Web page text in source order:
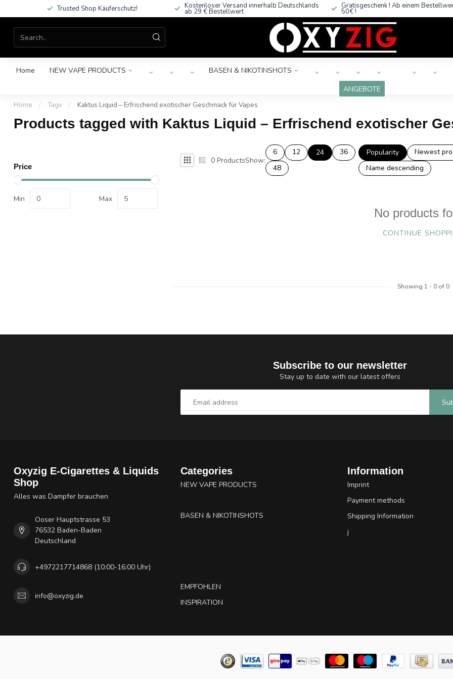
Trusted Shop Käuferschutz! Kostenloser Versand innerhalb Deutschlands
ab 29 € Bestellwert
Gratisgeschenk ! Ab einem
50€ !
Home NEW VAPE PRODUCTS BASEN & NIKOTINSHOTS
ANGEBOTE
Home / Tags / Kaktus Liquid – Erfrischend exotischer Geschmack für Vapes
Products tagged with Kaktus Liquid – Erfrischend exotischer
Price
Min Max
0 ProductsShow:
6 12 24
36
48
Popularity Newest
Name descending
No products
CONTINUE
Showing 1 - 0of 0
Subscribe to our newsletter
Stay up to date with our latest offers
Oxyzig E-Cigarettes & Liquids
Shop
Alles was Dampfer brauchen
Ooser Hauptstrasse 53
76532 Baden-Baden
Deutschland
+4972217714868 (10:00-16:00 Uhr)
info@oxyzig.de
Categories
NEW VAPE PRODUCTS
BASEN & NIKOTINSHOTS
EMPFOHLEN
INSPIRATION
Information
Imprint
Payment methods
Shipping Information
j